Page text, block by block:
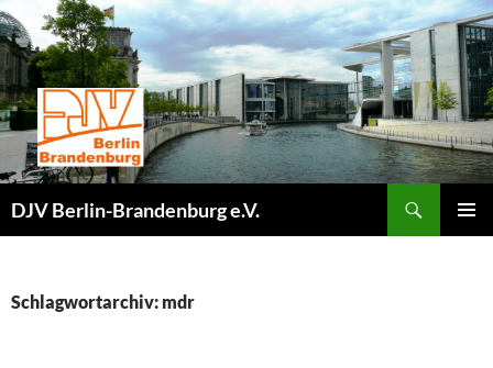
Zum
Inhalt
springen
DJV Berlin-Brandenburg e.V.
Schlagwortarchiv: mdr